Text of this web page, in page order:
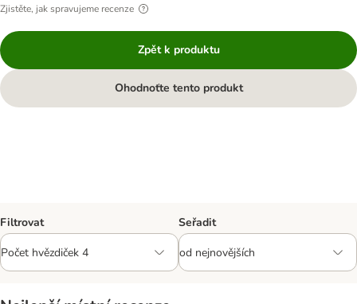
Zjistěte, jak spravujeme recenze
Zpět k produktu
Ohodnoťte tento produkt
Filtrovat Seřadit